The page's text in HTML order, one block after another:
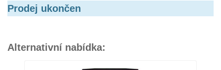
Prodej ukončen
Alternativní nabídka: